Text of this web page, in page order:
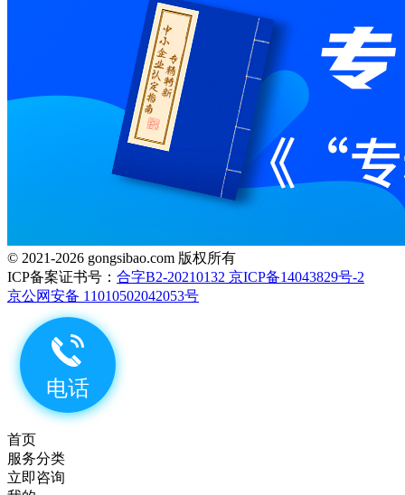
© 2021-2026 gongsibao.com 版权所有
ICP备案证书号： 合字B2-20210132 京ICP备14043829号-2
京公网安备 11010502042053号
首页
服务分类
立即咨询